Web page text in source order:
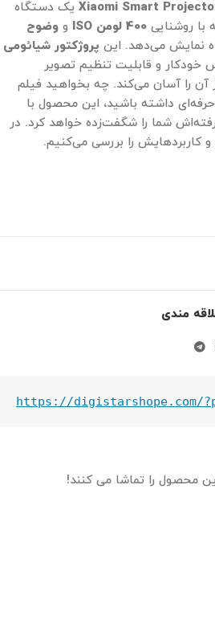
یک دستگاه
روشنایی 400 لومن ISO و وضوح
نمایش می‌دهد. این پروژکتور شیائومی
خودکار و قابلیت تنظیم تصویر
را آسان می‌کند. چه بخواهید فیلم
حرفه‌ای داشته باشید، این محصول با
شما را شگفت‌زده خواهد کرد. در
و کاربردهایش را بررسی می‌کنیم.
مندی
https://digistarshope.com/
محصول را تماشا می کنند!